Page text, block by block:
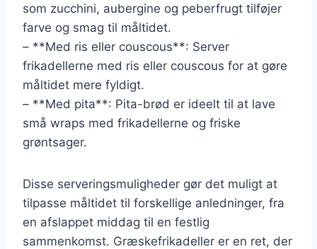
som zucchini, aubergine og peberfrugt tilføjer
farve og smag til måltidet.
– **Med ris eller couscous**: Server
frikadellerne med ris eller couscous for at gøre
måltidet mere fyldigt.
– **Med pita**: Pita-brød er ideelt til at lave
små wraps med frikadellerne og friske
grøntsager.
Disse serveringsmuligheder gør det muligt at
tilpasse måltidet til forskellige anledninger, fra
en afslappet middag til en festlig
sammenkomst. Græskefrikadeller er en ret, der